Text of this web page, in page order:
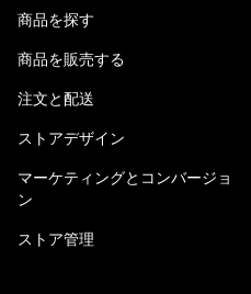
商品を探す
商品を販売する
注文と配送
ストアデザイン
マーケティングとコンバージョ
ン
ストア管理